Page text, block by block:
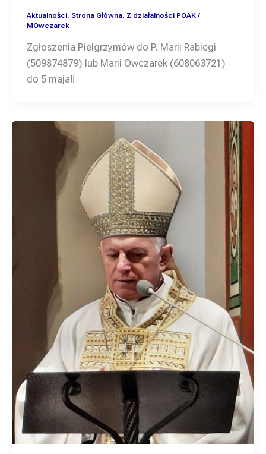
Aktualności, Strona Główna, Z działalności POAK/
MOwczarek
Zgłoszenia Pielgrzymów do P. Marii Rabiegi
(509874879) lub Marii Owczarek (608063721)
do 5 maja!!